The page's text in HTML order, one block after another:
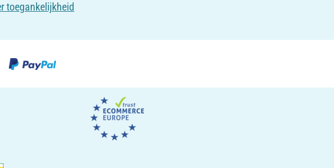
toegankelijkheid